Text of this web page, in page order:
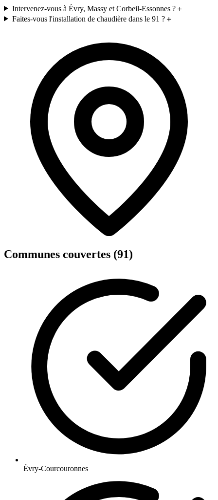
Intervenez-vous à Évry, Massy et Corbeil-Essonnes ?＋
Faites-vous l'installation de chaudière dans le 91 ?＋
Communes couvertes (91)
Évry-Courcouronnes